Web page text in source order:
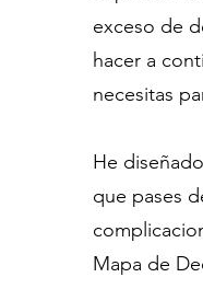
exceso de
hacer a
necesitas
He
que pases
Mapa de